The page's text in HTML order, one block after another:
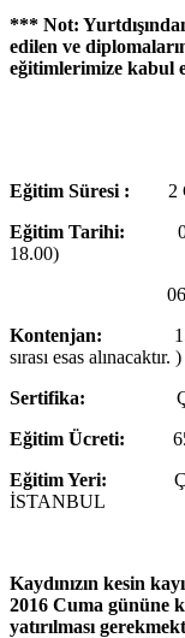
*** Not:
edilen ve
eğitimlerimize kabul
Eğitim Süresi : 2
Eğitim Tarihi:
18.00)
06 MART
Kontenjan:
sırası esas alınacaktır. )
Sertifika:
Eğitim Ücreti:
Eğitim Yeri:
İSTANBUL
Kaydınızın kesin
2016 Cuma gününe
yatırılması